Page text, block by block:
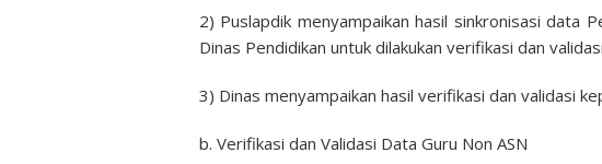
2) Puslapdik menyampaikan hasil sinkronisasi data
Dinas Pendidikan untuk dilakukan verifikasi dan
3) Dinas menyampaikan hasil verifikasi dan validasi
b. Verifikasi dan Validasi Data Guru Non ASN